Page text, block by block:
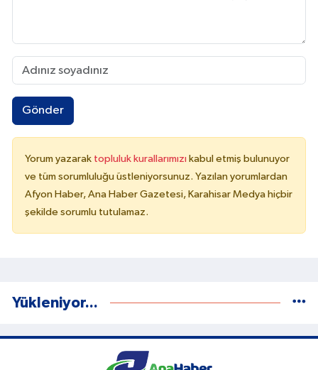
Gönder
Yorum yazarak topluluk kurallarımızı kabul etmiş bulunuyor
ve tüm sorumluluğu üstleniyorsunuz. Yazılan yorumlardan
Afyon Haber, Ana Haber Gazetesi, Karahisar Medya hiçbir
şekilde sorumlu tutulamaz.
Yükleniyor...